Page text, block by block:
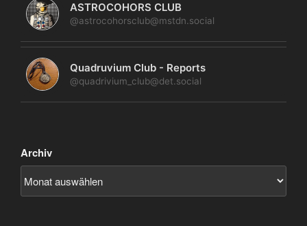
ASTROCOHORS CLUB
@astrocohorsclub@mstdn.social
Quadruvium Club - Reports
@quadrivium_club@det.social
Archiv